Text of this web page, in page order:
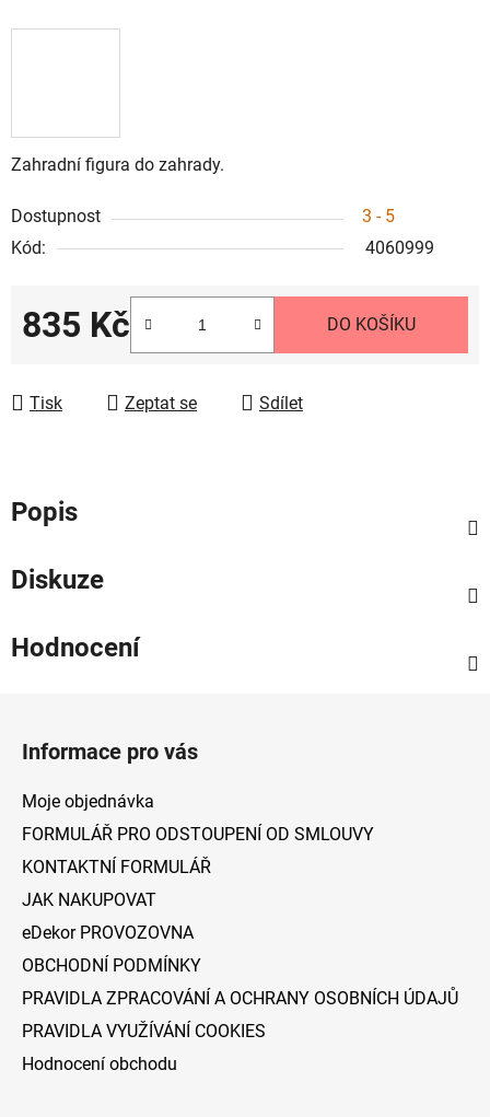
Zahradní figura do zahrady.
Dostupnost
3 - 5
Kód:
4060999
835 Kč DO KOŠÍKU
Tisk Zeptat se Sdílet
Popis
Diskuze
Hodnocení
Informace pro vás
Moje objednávka
FORMULÁŘ PRO ODSTOUPENÍ OD SMLOUVY
KONTAKTNÍ FORMULÁŘ
JAK NAKUPOVAT
eDekor PROVOZOVNA
OBCHODNÍ PODMÍNKY
PRAVIDLA ZPRACOVÁNÍ A OCHRANY OSOBNÍCH ÚDAJŮ
PRAVIDLA VYUŽÍVÁNÍ COOKIES
Hodnocení obchodu